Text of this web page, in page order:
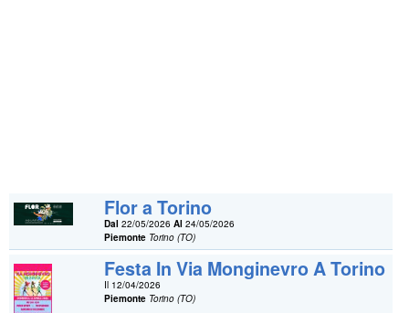
Flor a Torino
Dal 22/05/2026Al 24/05/2026
Piemonte Torino (TO)
Festa In Via Monginevro A Torino
Il 12/04/2026
Piemonte Torino (TO)